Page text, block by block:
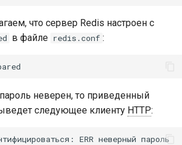
что сервер Redis настроен с
в файле redis.conf :
неверен, то приведенный
следующее клиенту HTTP: